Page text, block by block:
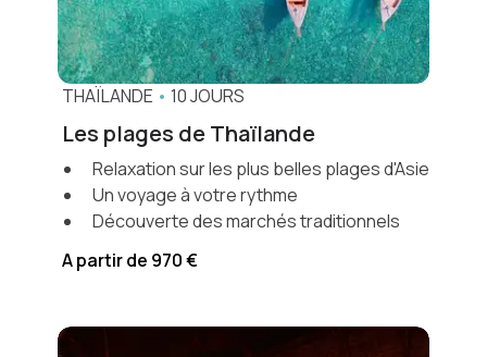
THAÏLANDE • 10 JOURS
Les plages de Thaïlande
Relaxation sur les plus belles plages d'Asie
Un voyage à votre rythme
Découverte des marchés traditionnels
A partir de 970 €